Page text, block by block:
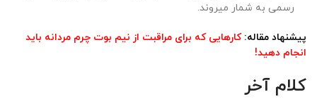
رسمی به شمار میروند.
پیشنهاد مقاله:کارهایی که برای مراقبت از نیم بوت چرم مردانه باید
انجام دهید!
کلام آخر